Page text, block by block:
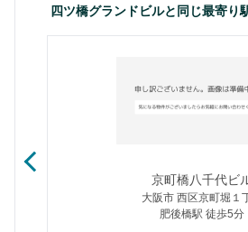
四ツ橋グランドビルと同じ最寄り
京町橋八千代ビ
大阪市 西区京町堀１
肥後橋駅 徒歩5分